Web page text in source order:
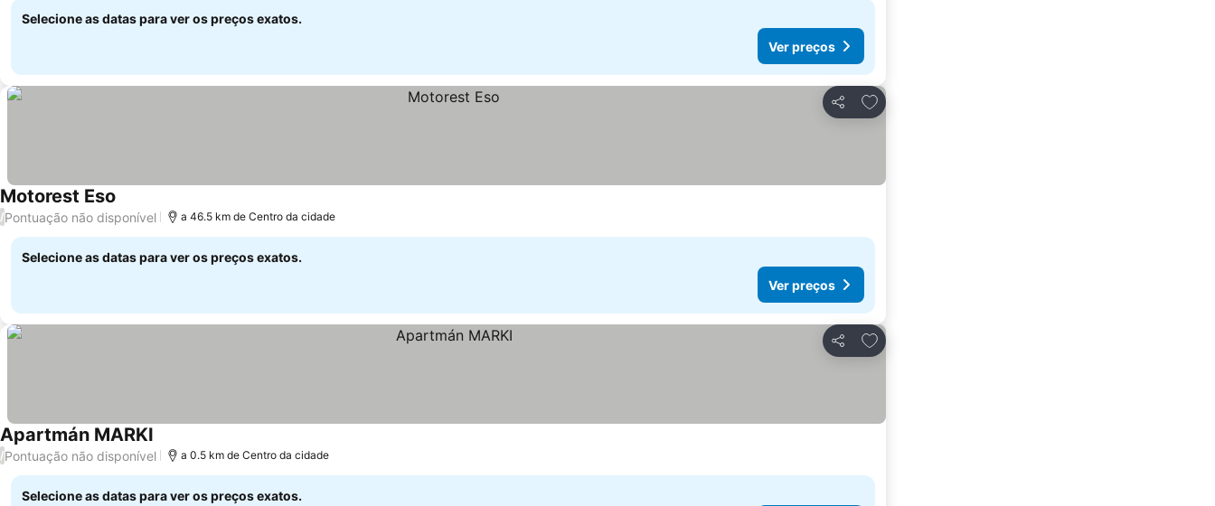
Selecione as datas para ver os preços exatos.
Ver preços
Partilhar
Adicionar aos favoritos
Motorest Eso
/Pontuação não disponível a 46.5 km de Centro da cidade
Selecione as datas para ver os preços exatos.
Ver preços
Partilhar
Adicionar aos favoritos
Apartmán MARKI
/Pontuação não disponível a 0.5 km de Centro da cidade
Selecione as datas para ver os preços exatos.